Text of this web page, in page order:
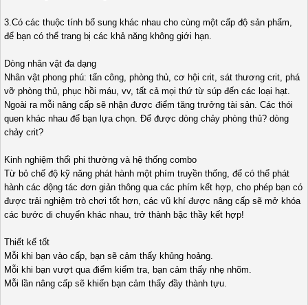
3.Có các thuộc tính bổ sung khác nhau cho cùng một cấp độ sản phẩm,
để bạn có thể trang bị các khả năng không giới hạn.
Dòng nhân vật đa dạng
Nhân vật phong phú: tấn công, phòng thủ, cơ hội crit, sát thương crit, phá
vỡ phòng thủ, phục hồi máu, vv, tất cả mọi thứ từ súp đến các loại hạt.
Ngoài ra mỗi nâng cấp sẽ nhận được điểm tăng trưởng tài sản. Các thói
quen khác nhau để bạn lựa chọn. Để được dòng chảy phòng thủ? dòng
chảy crit?
Kinh nghiệm thổi phi thường và hệ thống combo
Từ bỏ chế độ kỹ năng phát hành một phím truyền thống, để có thể phát
hành các động tác đơn giản thông qua các phím kết hợp, cho phép bạn có
được trải nghiệm trò chơi tốt hơn, các vũ khí được nâng cấp sẽ mở khóa
các bước di chuyển khác nhau, trở thành bậc thầy kết hợp!
Thiết kế tốt
Mỗi khi bạn vào cấp, bạn sẽ cảm thấy khủng hoảng.
Mỗi khi bạn vượt qua điểm kiểm tra, bạn cảm thấy nhẹ nhõm.
Mỗi lần nâng cấp sẽ khiến bạn cảm thấy đầy thành tựu.